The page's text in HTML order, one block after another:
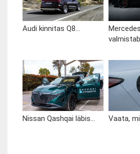
Audi kinnitas Q8...
Nissan Qashqai läbis... Vaata,